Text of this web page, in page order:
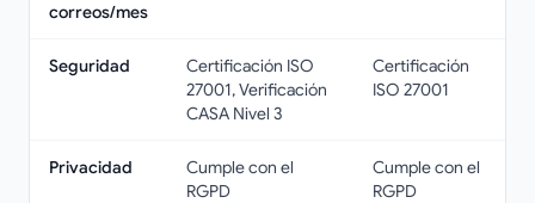
correos/mes
Seguridad
Certificación ISO
27001, Verificación
CASA Nivel 3
Certificación
ISO 27001
Privacidad
Cumple con el
RGPD
Cumple con el
RGPD